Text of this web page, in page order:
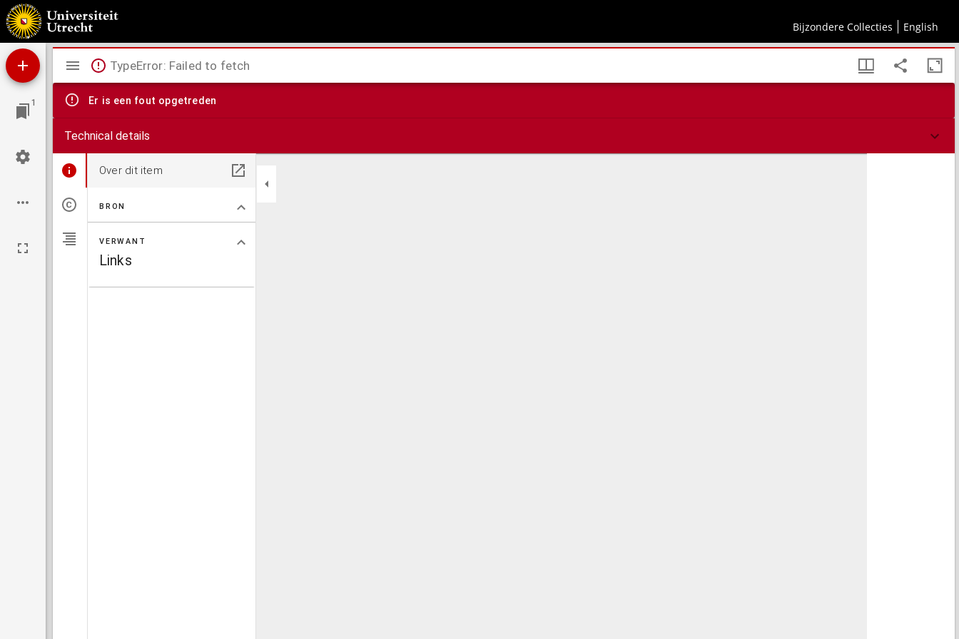
Bijzondere Collecties English
Aristotilis liber de moribus ad eudemiu[m]
1
Mirador
viewer
TypeError: Failed to fetch
Er is een fout opgetreden
Technical details
Over dit item
BRON
VERWANT
Links